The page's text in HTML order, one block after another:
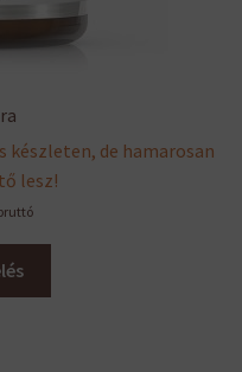
készleten, de hamarosan
lesz!